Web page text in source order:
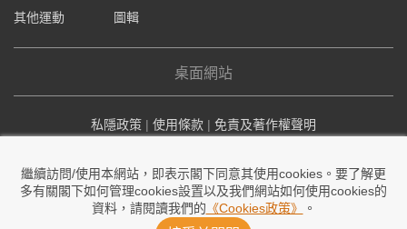
繼續訪問/使用本網站，即表示閣下同意其使用cookies。要了解更
多有關閣下如何管理cookies設置以及我們網站如何使用cookies的
資料，請閱讀我們的 《Cookies政策》 。
其他運動 圖輯
桌面網站
私隱政策 | 使用條款 | 免責及著作權聲明
所有資料及訊息僅作為參考之用
賽程及賽果以賽會最後公布為準